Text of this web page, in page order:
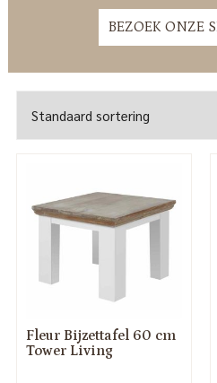
BEZOEK ONZE
Fleur Bijzettafel 60 cm
Tower Living